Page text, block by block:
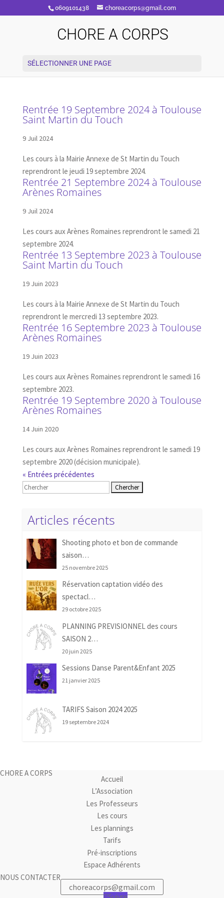
0609101438 choreacorps@gmail.com
CHORE A CORPS
SÉLECTIONNER UNE PAGE
Rentrée 19 Septembre 2024 à Toulouse
Saint Martin du Touch
9 Juil 2024
Les cours à la Mairie Annexe de St Martin du Touch
reprendront le jeudi 19 septembre 2024.
Rentrée 21 Septembre 2024 à Toulouse
Arènes Romaines
9 Juil 2024
Les cours aux Arènes Romaines reprendront le samedi 21
septembre 2024.
Rentrée 13 Septembre 2023 à Toulouse
Saint Martin du Touch
19 Juin 2023
Les cours à la Mairie Annexe de St Martin du Touch
reprendront le mercredi 13 septembre 2023.
Rentrée 16 Septembre 2023 à Toulouse
Arènes Romaines
19 Juin 2023
Les cours aux Arènes Romaines reprendront le samedi 16
septembre 2023.
Rentrée 19 Septembre 2020 à Toulouse
Arènes Romaines
14 Juin 2020
Les cours aux Arènes Romaines reprendront le samedi 19
septembre 2020 (décision municipale).
« Entrées précédentes
Rechercher:
Articles récents
Shooting photo et bon de commande
saison…
25 novembre 2025
Réservation captation vidéo des
spectacl…
29 octobre 2025
PLANNING PREVISIONNEL des cours
SAISON 2…
20 juin 2025
Sessions Danse Parent&Enfant 2025
21 janvier 2025
TARIFS Saison 2024 2025
19 septembre 2024
CHORE A CORPS
Accueil
L’Association
Les Professeurs
Les cours
Les plannings
Tarifs
Pré-inscriptions
Espace Adhérents
NOUS CONTACTER
choreacorps@gmail.com